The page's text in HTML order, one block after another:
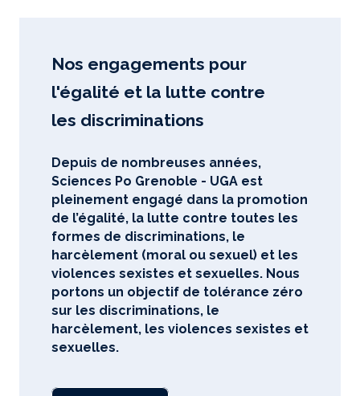
Nos engagements pour
l'égalité et la lutte contre
les discriminations
Depuis de nombreuses années,
Sciences Po Grenoble - UGA est
pleinement engagé dans la promotion
de l’égalité, la lutte contre toutes les
formes de discriminations, le
harcèlement (moral ou sexuel) et les
violences sexistes et sexuelles. Nous
portons un objectif de tolérance zéro
sur les discriminations, le
harcèlement, les violences sexistes et
sexuelles.